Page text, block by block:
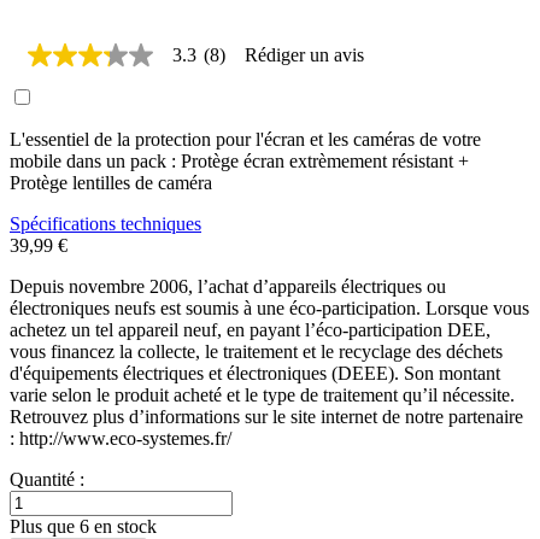
3.3
sur
valeur
de
la
note
moyenne.
Read
8
Reviews.
Lien
sur
la
même
page.
3.3 (8) Rédiger un avis
L'essentiel de la protection pour l'écran et les caméras de votre
mobile dans un pack : Protège écran extrèmement résistant +
Protège lentilles de caméra
Spécifications techniques
39,99 €
Depuis novembre 2006, l’achat d’appareils électriques ou
électroniques neufs est soumis à une éco-participation. Lorsque vous
achetez un tel appareil neuf, en payant l’éco-participation DEE,
vous financez la collecte, le traitement et le recyclage des déchets
d'équipements électriques et électroniques (DEEE). Son montant
varie selon le produit acheté et le type de traitement qu’il nécessite.
Retrouvez plus d’informations sur le site internet de notre partenaire
: http://www.eco-systemes.fr/
Quantité :
Plus que 6 en stock